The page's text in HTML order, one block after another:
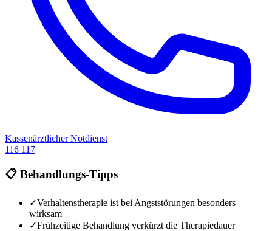
Kassenärztlicher Notdienst
116 117
📋 Behandlungs-Tipps
✓Verhaltenstherapie ist bei Angststörungen besonders
wirksam
✓Frühzeitige Behandlung verkürzt die Therapiedauer